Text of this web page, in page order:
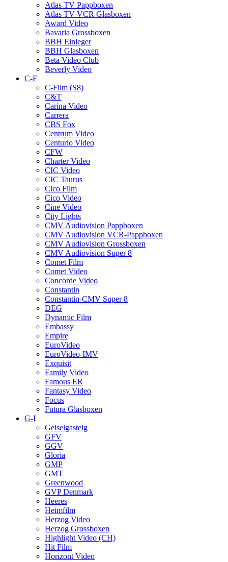
Atlas TV Pappboxen
Atlas TV VCR Glasboxen
Award Video
Bavaria Grossboxen
BBH Einleger
BBH Glasboxen
Beta Video Club
Beverly Video
C-F
C-Film (S8)
C&T
Carina Video
Carrera
CBS Fox
Centrum Video
Centurio Video
CFW
Charter Video
CIC Video
CIC Taurus
Cico Film
Cico Video
Cine Video
City Lights
CMV Audiovision Pappboxen
CMV Audiovision VCR-Pappboxen
CMV Audiovision Grossboxen
CMV Audiovision Super 8
Comet Film
Comet Video
Concorde Video
Constantin
Constantin-CMV Super 8
DEG
Dynamic Film
Embassy
Empire
EuroVideo
EuroVideo-IMV
Exquisit
Family Video
Famous ER
Fantasy Video
Focus
Futura Glasboxen
G-I
Geiselgasteig
GFV
GGV
Gloria
GMP
GMT
Greenwood
GVP Denmark
Heeres
Heimfilm
Herzog Video
Herzog Grossboxen
Highlight Video (CH)
Hit Film
Horizont Video